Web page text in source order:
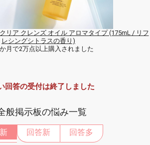
リア クレンズ オイル アロマタイプ (175mL / リフ
レシングシトラスの香り)
月で2万点以上購入されました
回答の受付は終了しました
般掲示板の悩み一覧
回答新 回答多